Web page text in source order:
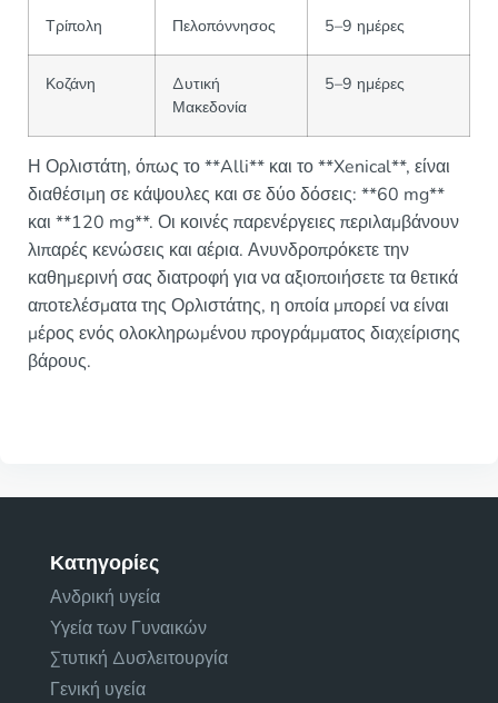
Τρίπολη Πελοπόννησος 5–9 ημέρες
Κοζάνη
Δυτική
Μακεδονία
5–9 ημέρες
Η Ορλιστάτη, όπως το **Alli** και το **Xenical**, είναι
διαθέσιμη σε κάψουλες και σε δύο δόσεις: **60 mg**
και **120 mg**. Οι κοινές παρενέργειες περιλαμβάνουν
λιπαρές κενώσεις και αέρια. Ανυνδροπρόκετε την
καθημερινή σας διατροφή για να αξιοποιήσετε τα θετικά
αποτελέσματα της Ορλιστάτης, η οποία μπορεί να είναι
μέρος ενός ολοκληρωμένου προγράμματος διαχείρισης
βάρους.
Κατηγορίες
Ανδρική υγεία
Υγεία των Γυναικών
Στυτική Δυσλειτουργία
Γενική υγεία